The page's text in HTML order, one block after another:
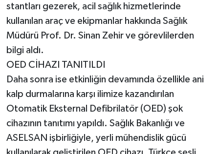
stantları gezerek, acil sağlık hizmetlerinde
kullanılan araç ve ekipmanlar hakkında Sağlık
Müdürü Prof. Dr. Sinan Zehir ve görevlilerden
bilgi aldı.
OED CİHAZI TANITILDI
Daha sonra ise etkinliğin devamında özellikle ani
kalp durmalarına karşı ilimize kazandırılan
Otomatik Eksternal Defibrilatör (OED) şok
cihazının tanıtımı yapıldı. Sağlık Bakanlığı ve
ASELSAN işbirliğiyle, yerli mühendislik gücü